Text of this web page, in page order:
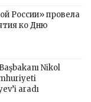
России» провела
ко Дню
Nikol
aradı